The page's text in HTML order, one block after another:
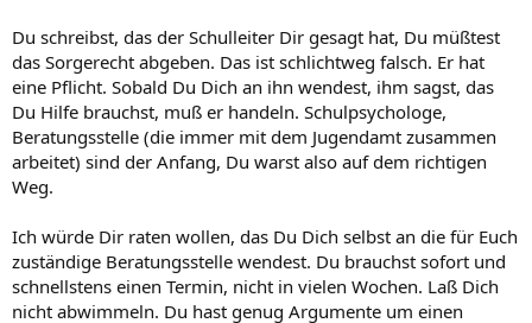
Du schreibst, das der Schulleiter Dir gesagt hat, Du müßtest
das Sorgerecht abgeben. Das ist schlichtweg falsch. Er hat
eine Pflicht. Sobald Du Dich an ihn wendest, ihm sagst, das
Du Hilfe brauchst, muß er handeln. Schulpsychologe,
Beratungsstelle (die immer mit dem Jugendamt zusammen
arbeitet) sind der Anfang, Du warst also auf dem richtigen
Weg.
Ich würde Dir raten wollen, das Du Dich selbst an die für Euch
zuständige Beratungsstelle wendest. Du brauchst sofort und
schnellstens einen Termin, nicht in vielen Wochen. Laß Dich
nicht abwimmeln. Du hast genug Argumente um einen